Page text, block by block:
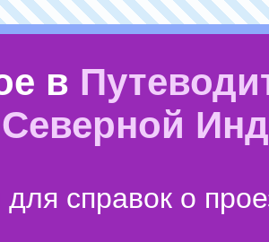
в
Северной
справок о